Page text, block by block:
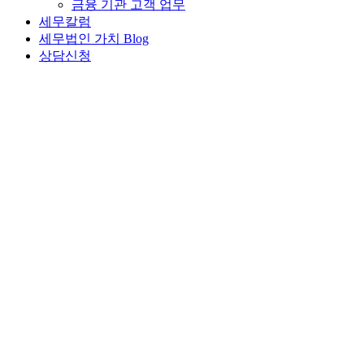
금융 기관 고객 업무
세무칼럼
세무법인 가치 Blog
상담신청